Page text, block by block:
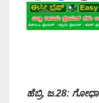
ಹೆಬ್ರಿ, ಜ.28: